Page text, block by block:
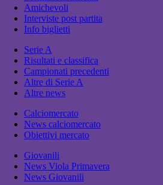
Amichevoli
Interviste post partita
Info biglietti
Serie A
Risultati e classifica
Campionati precedenti
Altre di Serie A
Altre news
Calciomercato
News calciomercato
Obiettivi mercato
Giovanili
News Viola Primavera
News Giovanili